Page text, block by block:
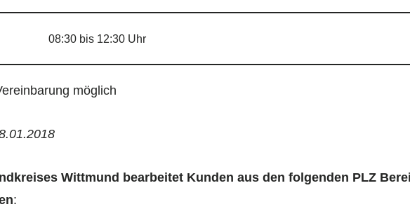
08:30 bis 12:30 Uhr
möglich
Wittmund bearbeitet Kunden aus den folgenden PLZ
: